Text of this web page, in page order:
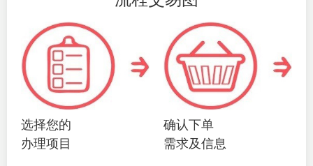
选择您的
办理项目
确认下单
需求及信息